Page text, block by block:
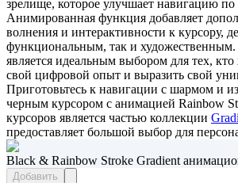
зрелище, которое улучшает навигацию по
Анимированная функция добавляет
волнения и интерактивности к курсору,
функциональным, так и художественным.
является идеальным выбором для тех, кто
свой цифровой опыт и выразить свой
Приготовьтесь к навигации с шармом и
черным курсором с анимацией Rainbow
курсоров является частью коллекции
предоставляет большой выбор для
Black & Rainbow Stroke Gradient
Добавить